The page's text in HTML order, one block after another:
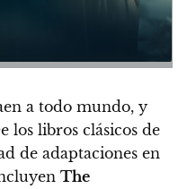
a todo mundo, y
los libros clásicos de
de adaptaciones en
The